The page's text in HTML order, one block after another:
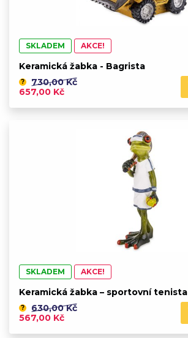
SKLADEM AKCE!
Keramická žabka - Bagrista
?
730,00 Kč
657,00 Kč
SKLADEM AKCE!
Keramická žabka – sportovní tenista
?
630,00 Kč
567,00 Kč